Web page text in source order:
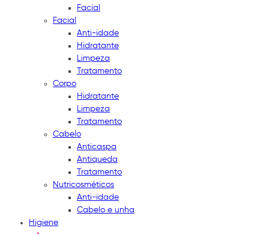
Facial
Facial
Anti-idade
Hidratante
Limpeza
Tratamento
Corpo
Hidratante
Limpeza
Tratamento
Cabelo
Anticaspa
Antiqueda
Tratamento
Nutricosméticos
Anti-idade
Cabelo e unha
Higiene